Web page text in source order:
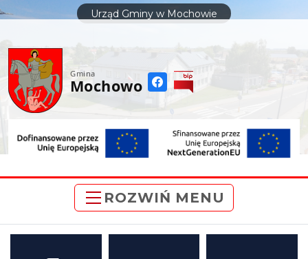
treści
Urząd Gminy w Mochowie
Gmina
Mochowo
ROZWIŃ MENU